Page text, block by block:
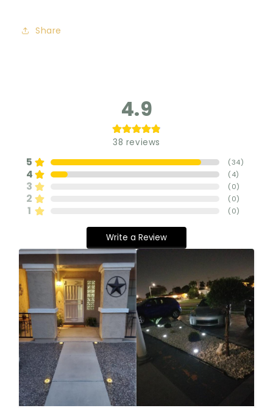
Share
4.9
38 reviews
5 (34)
4 (4)
3 (0)
2 (0)
1 (0)
Write a Review